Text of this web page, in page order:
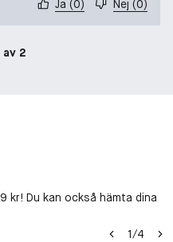
Ja (0) Nej (0)
av 2
kr! Du kan också hämta dina
1/4